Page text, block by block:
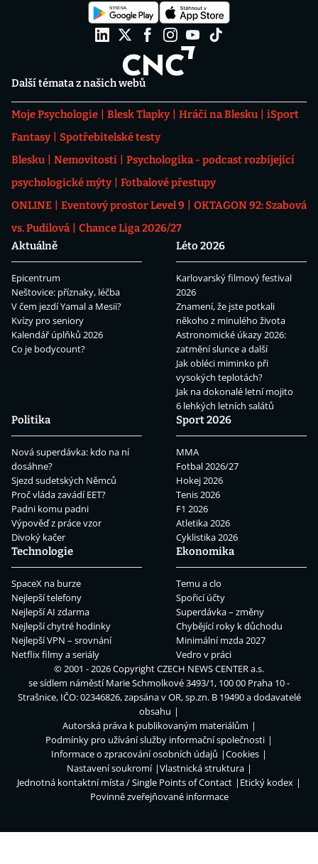
Další témata z našich webů
Moje Psychologie Blesk Tlapky Hráči na Blesku
iSport
Fantasy
Spotřebitelské testy
Blesku
Nemovitosti
Psychologika - podcast rozbíjející
psychologické mýty
Fotbalové přestupy
ONLINE
Eventový prostor Level 9
OKTAGON 92: Szabová
vs. Pudilová
Chance Liga 2026/27
Aktuálně
Epicentrum
Neštovice: příznaky, léčba
V čem jezdí Yamal a Mesii?
Kvízy pro seniory
Kalendář úplňků 2026
Co je bodycount?
Léto 2026
Karlovarský filmový festival
2026
Znamení, že jste potkali
někoho z minulého života
Astronomické úkazy 2026:
zatmění slunce a další
Jak obléci miminko při
vysokých teplotách?
Jak na dokonalé letní mojito
6 lehkých letních salátů
Politika
Nová superdávka: kdo na ní
dosáhne?
Sjezd sudetských Němců
Proč vláda zavádí EET?
Padni komu padni
Výpověď z práce vzor
Divoký kačer
Sport 2026
MMA
Fotbal 2026/27
Hokej 2026
Tenis 2026
F1 2026
Atletika 2026
Cyklistika 2026
Technologie
SpaceX na burze
Nejlepší telefony
Nejlepší AI zdarma
Nejlepší chytré hodinky
Nejlepší VPN – srovnání
Netflix filmy a seriály
Ekonomika
Temu a clo
Spořicí účty
Superdávka – změny
Chybějící roky k důchodu
Minimální mzda 2027
Vedro v práci
© 2001 - 2026 CopyrightCZECH NEWS CENTER a.s.
se sídlem náměstí Marie Schmolkové 3493/1, 100 00 Praha 10 -
Strašnice, IČO: 02346826, zapsána v OR, sp.zn. B 19490 a dodavatelé
obsahu
Autorská práva k publikovaným materiálům
Podmínky pro užívání služby informační společnosti
Informace o zpracování osobních údajů
Cookies
Nastavení soukromí
Vlastnická struktura
Jednotná kontaktní místa / Single Points of Contact
Etický kodex
Povinně zveřejňované informace